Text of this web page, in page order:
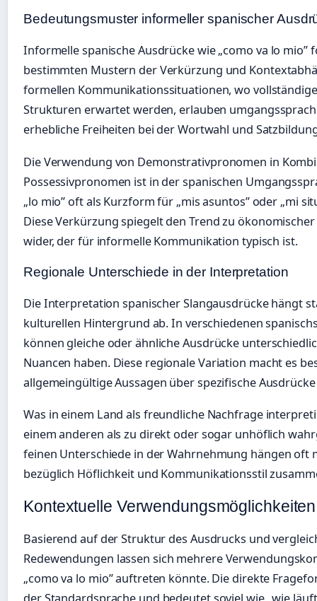
Bedeutungsmuster informeller spanischer
Informelle spanische Ausdrücke wie „como va lo mio”
bestimmten Mustern der Verkürzung und
formellen Kommunikationssituationen, wo
Strukturen erwartet werden, erlauben
erhebliche Freiheiten bei der Wortwahl und
Die Verwendung von Demonstrativpronomen in
Possessivpronomen ist in der spanischen
„lo mio” oft als Kurzform für „mis asuntos” oder „mi
Diese Verkürzung spiegelt den Trend zu
wider, der für informelle Kommunikation typisch ist.
Regionale Unterschiede in der Interpretation
Die Interpretation spanischer Slangausdrücke hängt
kulturellen Hintergrund ab. In verschiedenen
können gleiche oder ähnliche Ausdrücke
Nuancen haben. Diese regionale Variation macht es
allgemeingültige Aussagen über spezifische
Was in einem Land als freundliche Nachfrage
einem anderen als zu direkt oder sogar unhöflich
feinen Unterschiede in der Wahrnehmung hängen oft
bezüglich Höflichkeit und Kommunikationsstil
Kontextuelle Verwendungsmöglichkeiten
Basierend auf der Struktur des Ausdrucks und
Redewendungen lassen sich mehrere
„como va lo mio” auftreten könnte. Die direkte